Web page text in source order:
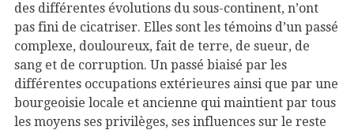
des différentes évolutions du sous-continent, n’ont
pas fini de cicatriser. Elles sont les témoins d’un passé
complexe, douloureux, fait de terre, de sueur, de
sang et de corruption. Un passé biaisé par les
différentes occupations extérieures ainsi que par une
bourgeoisie locale et ancienne qui maintient par tous
les moyens ses privilèges, ses influences sur le reste